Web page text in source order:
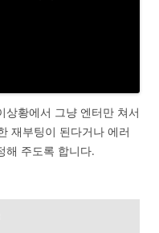
상황에서 그냥 엔터만 쳐서
재부팅이 된다거나 에러
해 주도록 합니다.